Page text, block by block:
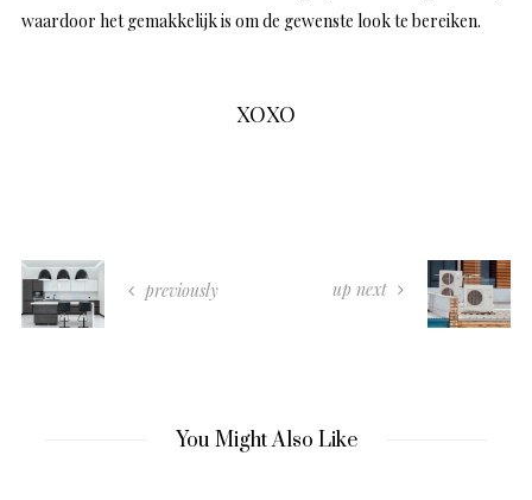
waardoor het gemakkelijk is om de gewenste look te bereiken.
XOXO
previously up next
You Might Also Like